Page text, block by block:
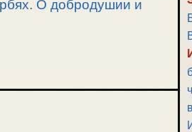
О добродушии и